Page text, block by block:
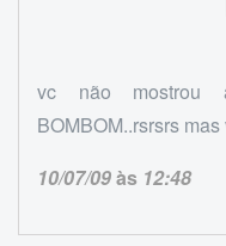
vc não mostrou
BOMBOM..rsrsrs
10/07/09às 12:48